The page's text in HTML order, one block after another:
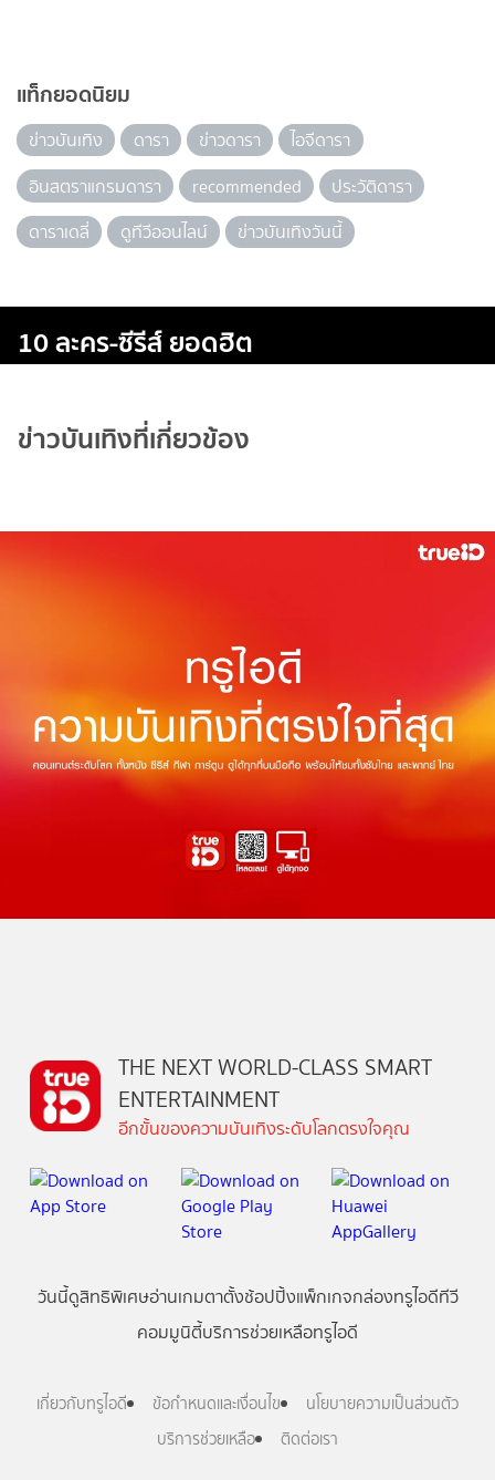
แท็กยอดนิยม
ข่าวบันเทิง ดารา ข่าวดารา
ไอจีดารา
อินสตราแกรมดารา
recommended
ประวัติดารา
ดาราเดลี่
ดูทีวีออนไลน์ ข่าวบันเทิงวันนี้
10 ละคร-ซีรีส์ ยอดฮิต
ข่าวบันเทิงที่เกี่ยวข้อง
THE NEXT WORLD-CLASS SMART
ENTERTAINMENT
อีกขั้นของความบันเทิงระดับโลกตรงใจคุณ
วันนี้ดูสิทธิพิเศษอ่านเกมตาตั้งช้อปปิ้งแพ็กเกจกล่องทรูไอดีทีวี
คอมมูนิตี้บริการช่วยเหลือทรูไอดี
เกี่ยวกับทรูไอดี ข้อกำหนดและเงื่อนไข
นโยบายความเป็นส่วนตัว
บริการช่วยเหลือ
ติดต่อเรา